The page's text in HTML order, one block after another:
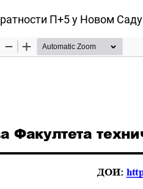
П+5 у Новом Саду